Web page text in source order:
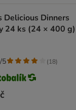
Delicious Dinners
24 ks (24 × 400 g)
5 (18)